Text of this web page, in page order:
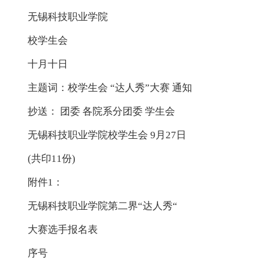
无锡科技职业学院
校学生会
十月十日
主题词：校学生会 “达人秀”大赛 通知
抄送： 团委 各院系分团委 学生会
无锡科技职业学院校学生会 9月27日
(共印11份)
附件1：
无锡科技职业学院第二界“达人秀“
大赛选手报名表
序号